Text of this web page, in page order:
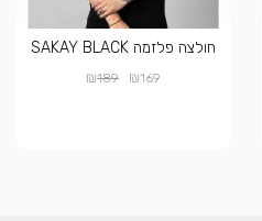
חולצה פלזמה SAKAY BLACK
₪169
₪189